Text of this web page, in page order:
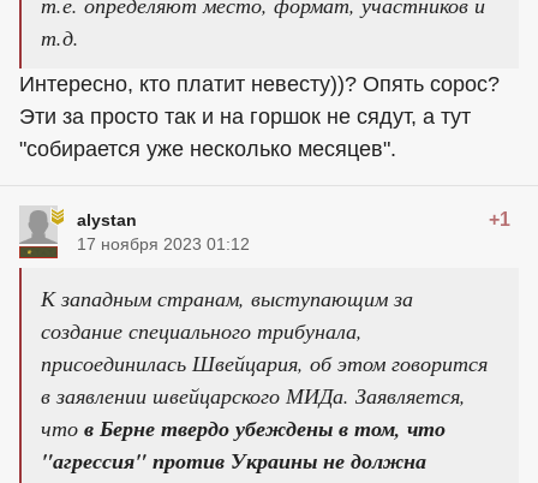
т.д.
Интересно, кто платит невесту))? Опять сорос?
Эти за просто так и на горшок не сядут, а тут
"собирается уже несколько месяцев".
alystan +1
17 ноября 2023 01:12
К западным странам, выступающим за
создание специального трибунала,
присоединилась Швейцария, об этом говорится
в заявлении швейцарского МИДа. Заявляется,
что в Берне твердо убеждены в том, что
"агрессия" против Украины не должна